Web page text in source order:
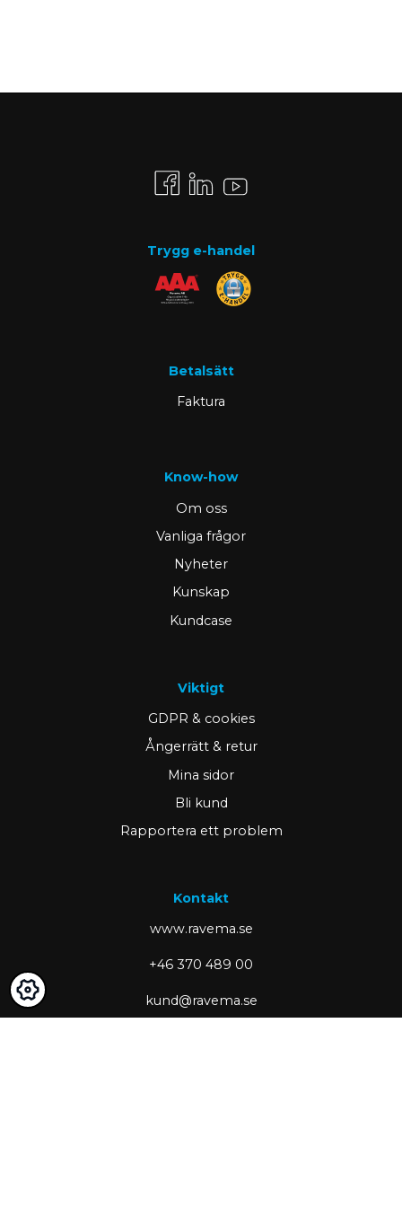
Trygg e-handel
Betalsätt
Faktura
Know-how
Om oss
Vanliga frågor
Nyheter
Kunskap
Kundcase
Viktigt
GDPR & cookies
Ångerrätt & retur
Mina sidor
Bli kund
Rapportera ett problem
Kontakt
www.ravema.se
+46 370 489 00
kund@ravema.se